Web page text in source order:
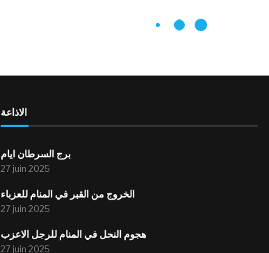
الاذاعة
برج السرطان ايام
27 juin 2025
الخروج من القبر في المنام للعزباء
27 juin 2025
هجوم النحل في المنام للرجل الاعزب
27 juin 2025